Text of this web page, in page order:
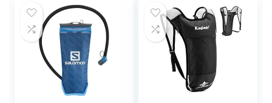
d’hydratation pour
la course, la
randonnée, le vélo,
le camping